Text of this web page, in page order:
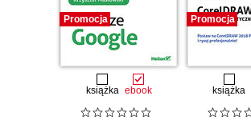
Promocja
książka ebook
Promocja
książka